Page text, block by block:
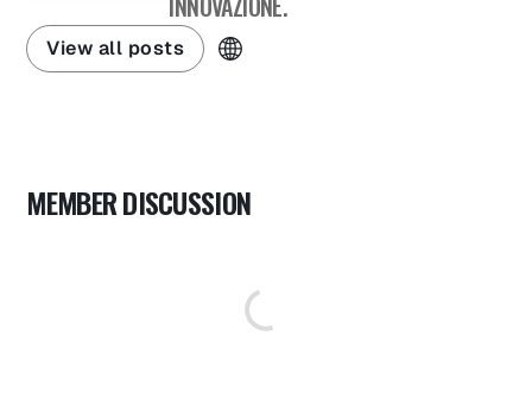
View all posts
MEMBER DISCUSSION